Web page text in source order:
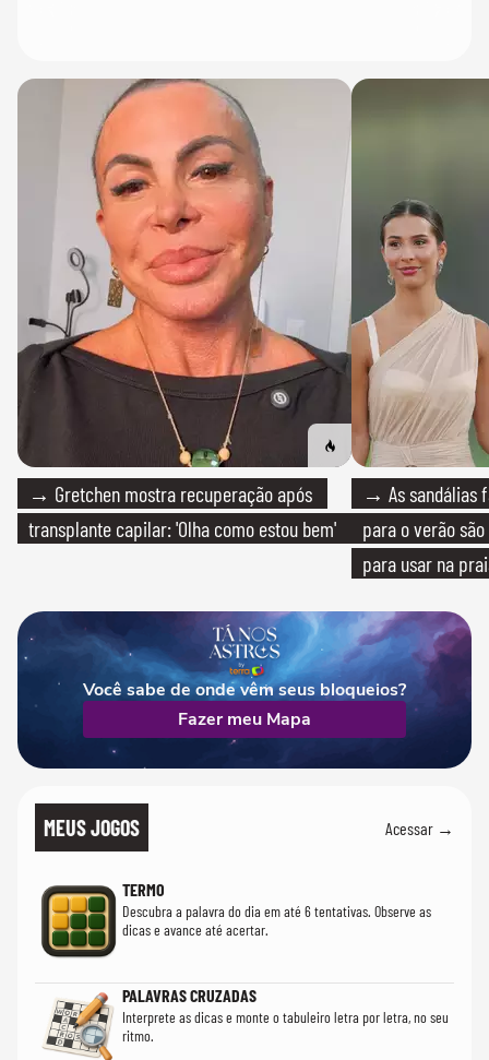
→ Gretchen mostra recuperação após
transplante capilar: 'Olha como estou bem'
→ As sandálias
para o verão
para usar na
Você sabe de onde vêm seus bloqueios?
Fazer meu Mapa
MEUS JOGOS Acessar →
TERMO
Descubra a palavra do dia em até 6 tentativas. Observe as
dicas e avance até acertar.
PALAVRAS CRUZADAS
Interprete as dicas e monte o tabuleiro letra por letra, no seu
ritmo.